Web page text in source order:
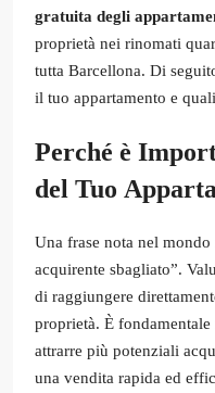
gratuita degli
proprietà nei rinomati
tutta Barcellona. Di
il tuo appartamento e
Perché è
del Tuo
Una frase nota nel
acquirente sbagliato”.
di raggiungere
proprietà. È
attrarre più potenziali
una vendita rapida ed